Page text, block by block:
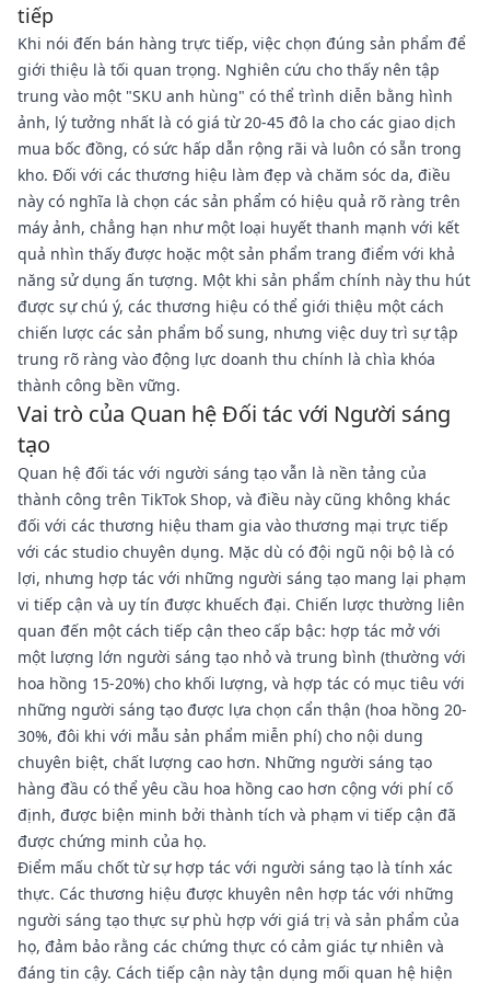
tiếp
Khi nói đến bán hàng trực tiếp, việc chọn đúng sản phẩm để
giới thiệu là tối quan trọng. Nghiên cứu cho thấy nên tập
trung vào một "SKU anh hùng" có thể trình diễn bằng hình
ảnh, lý tưởng nhất là có giá từ 20-45 đô la cho các giao dịch
mua bốc đồng, có sức hấp dẫn rộng rãi và luôn có sẵn trong
kho. Đối với các thương hiệu làm đẹp và chăm sóc da, điều
này có nghĩa là chọn các sản phẩm có hiệu quả rõ ràng trên
máy ảnh, chẳng hạn như một loại huyết thanh mạnh với kết
quả nhìn thấy được hoặc một sản phẩm trang điểm với khả
năng sử dụng ấn tượng. Một khi sản phẩm chính này thu hút
được sự chú ý, các thương hiệu có thể giới thiệu một cách
chiến lược các sản phẩm bổ sung, nhưng việc duy trì sự tập
trung rõ ràng vào động lực doanh thu chính là chìa khóa
thành công bền vững.
Vai trò của Quan hệ Đối tác với Người sáng
tạo
Quan hệ đối tác với người sáng tạo vẫn là nền tảng của
thành công trên TikTok Shop, và điều này cũng không khác
đối với các thương hiệu tham gia vào thương mại trực tiếp
với các studio chuyên dụng. Mặc dù có đội ngũ nội bộ là có
lợi, nhưng hợp tác với những người sáng tạo mang lại phạm
vi tiếp cận và uy tín được khuếch đại. Chiến lược thường liên
quan đến một cách tiếp cận theo cấp bậc: hợp tác mở với
một lượng lớn người sáng tạo nhỏ và trung bình (thường với
hoa hồng 15-20%) cho khối lượng, và hợp tác có mục tiêu với
những người sáng tạo được lựa chọn cẩn thận (hoa hồng 20-
30%, đôi khi với mẫu sản phẩm miễn phí) cho nội dung
chuyên biệt, chất lượng cao hơn. Những người sáng tạo
hàng đầu có thể yêu cầu hoa hồng cao hơn cộng với phí cố
định, được biện minh bởi thành tích và phạm vi tiếp cận đã
được chứng minh của họ.
Điểm mấu chốt từ sự hợp tác với người sáng tạo là tính xác
thực. Các thương hiệu được khuyên nên hợp tác với những
người sáng tạo thực sự phù hợp với giá trị và sản phẩm của
họ, đảm bảo rằng các chứng thực có cảm giác tự nhiên và
đáng tin cậy. Cách tiếp cận này tận dụng mối quan hệ hiện